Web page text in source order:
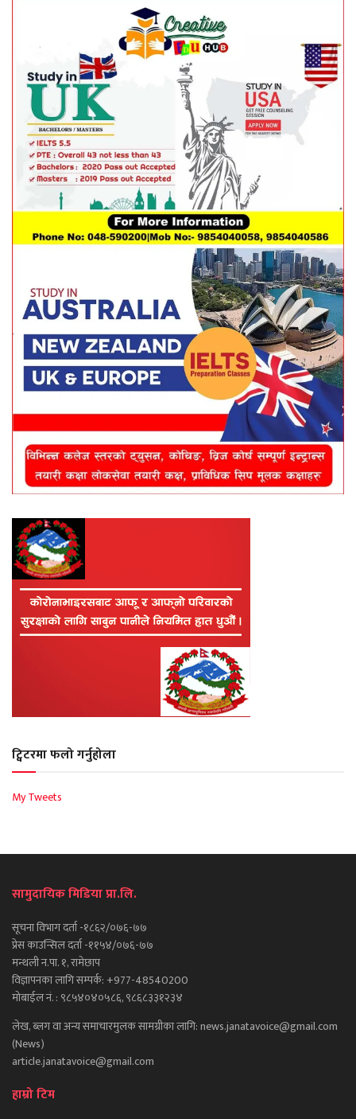
ट्विटरमा फलो गर्नुहोला
My Tweets
सामुदायिक मिडिया प्रा.लि.
सूचना विभाग दर्ता -१८६२/०७६-७७
प्रेस काउन्सिल दर्ता -११५४/०७६-७७
मन्थली न.पा. १, रामेछाप
विज्ञापनका लागि सम्पर्क: +977-48540200
मोबाईल नं. : ९८५४०४०५८६, ९८६८३३१२३४
लेख, ब्लग वा अन्य समाचारमुलक सामग्रीका लागि: news.janatavoice@gmail.com
(News)
article.janatavoice@gmail.com
हाम्रो टिम